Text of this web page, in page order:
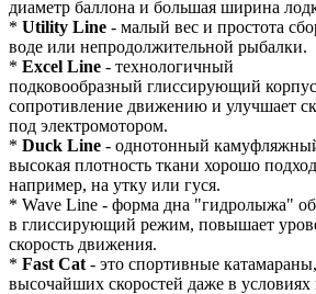
диаметр баллона и большая ширина
* Utility Line - малый вес и простота
воде или непродолжительной рыбалки.
* Excel Line - технологичный
подковообразный глиссирующий
сопротивление движению и улучшает
под электромотором.
* Duck Line - однотонный
высокая плотность ткани хорошо
например, на утку или гуся.
* Wave Line - форма дна "гидролыжа"
в глиссирующий режим, повышает
скорость движения.
* Fast Cat - это спортивные
высочайших скоростей даже в